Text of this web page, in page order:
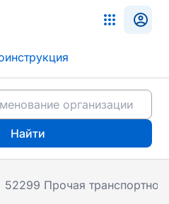
Найти
52299 Прочая транспортно-